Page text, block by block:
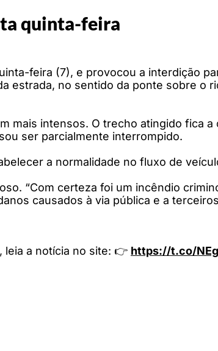
quinta-feira
feira (7), e provocou a interdição
estrada, no sentido da ponte sobre o
mais intensos. O trecho atingido fica a
ser parcialmente interrompido.
a normalidade no fluxo de
“Com certeza foi um incêndio
causados à via pública e a
leia a notícia no site: 👉 https://t.co/